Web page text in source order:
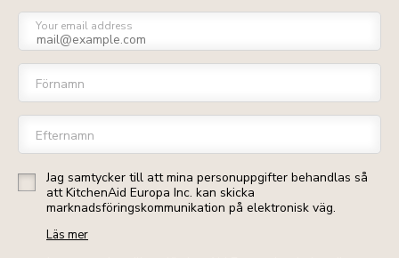
Your email address
Förnamn
Efternamn
Jag samtycker till att mina personuppgifter behandlas så
att KitchenAid Europa Inc. kan skicka
marknadsföringskommunikation på elektronisk väg.
Läs mer